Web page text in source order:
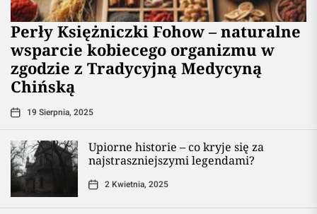
Perły Księżniczki Fohow – naturalne
wsparcie kobiecego organizmu w
zgodzie z Tradycyjną Medycyną
Chińską
19 Sierpnia, 2025
Upiorne historie – co kryje się za
najstraszniejszymi legendami?
2 Kwietnia, 2025